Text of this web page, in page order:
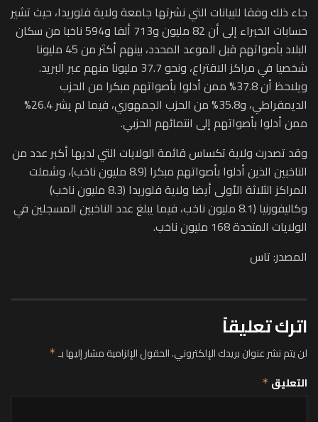
جاء ذلك وفقا للبيانات التي نشرتها جامعة ولاية فلوريدا، حيث تشير
حسابات الخبراء إلى أن 82 مليون و713 ألفا و594 ناخبا من سكان
البلاد بأصواتهم قبل الموعد المحدد، بينهم أكثر من 45 مليونا
شخصيا في مراكز الاقتراع، ونحو 37.7 مليونا منهم عبر البريد.
ويلاحظ أن 37.8% ممن أدلوا بأصواتهم مبكرا من الحزب
الديمقراطي، و35.8% من الحزب الجمهوري، فيما لم يشر 26.4%
ممن أدلوا بأصواتهم إلى انتمائهم الحزبي.
وقد تصدرت ولاية تكساس قائمة الولايات التي لديها أكبر عدد من
الناخبين الذين أدلوا بأصواتهم مبكرا (8.9 مليون ناخب)، وشملت
المراكز الثلاثة الأولى أيضا ولاية فلوريدا (8.3 مليون ناخب)
وكاليفورنيا (8.1 مليون ناخب، فيما يبلغ عدد الناخبين المسجلين في
الولايات المتحدة 168 مليون ناخب.
المصدر: تاس
اترك تعليقاً
لن يتم نشر عنوان بريدك الإلكتروني.الحقول الإلزامية مشار إليها بـ*
التعليق *